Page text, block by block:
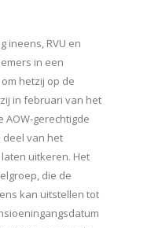
ineens, RVU en
in een
hetzij op de
in februari van het
AOW-gerechtigde
van het
uitkeren. Het
die de
kan uitstellen tot